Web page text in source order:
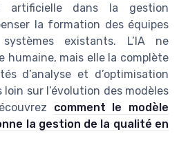
artificielle dans la gestion
la formation des équipes
existants. L’IA ne
humaine, mais elle la complète
d’analyse et d’optimisation
sur l’évolution des modèles
comment le modèle
la gestion de la qualité en